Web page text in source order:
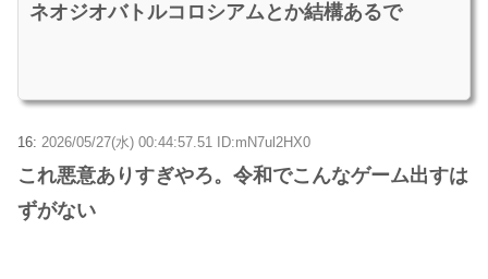
ネオジオバトルコロシアムとか結構あるで
16: 2026/05/27(水) 00:44:57.51 ID:mN7ul2HX0
これ悪意ありすぎやろ。令和でこんなゲーム出すは
ずがない